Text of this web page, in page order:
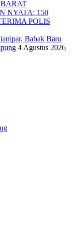
NYATA: 150
POLIS
Babak Baru
4 Agustus 2026